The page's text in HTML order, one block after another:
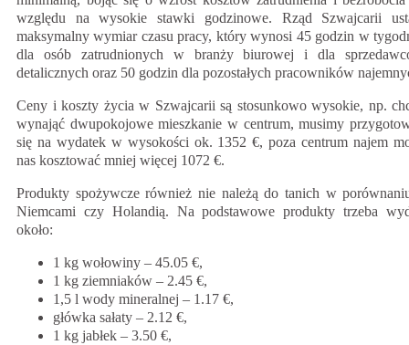
względu na wysokie stawki godzinowe. Rząd Szwajcarii
maksymalny wymiar czasu pracy, który wynosi 45 godzin w
dla osób zatrudnionych w branży biurowej i dla
detalicznych oraz 50 godzin dla pozostałych pracowników
Ceny i koszty życia w Szwajcarii są stosunkowo wysokie, np.
wynająć dwupokojowe mieszkanie w centrum, musimy
się na wydatek w wysokości ok. 1352 €, poza centrum najem
nas kosztować mniej więcej 1072 €.
Produkty spożywcze również nie należą do tanich w
Niemcami czy Holandią. Na podstawowe produkty trzeba
około:
1 kg wołowiny – 45.05 €,
1 kg ziemniaków – 2.45 €,
1,5 l wody mineralnej – 1.17 €,
główka sałaty – 2.12 €,
1 kg jabłek – 3.50 €,